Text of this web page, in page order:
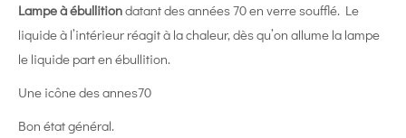
Lampe à ébullitiondatant des années 70 en verre soufflé. Le
liquide à l’intérieur réagit à la chaleur, dès qu’on allume la lampe
le liquide part en ébullition.
Une icône des annes70
Bon état général.